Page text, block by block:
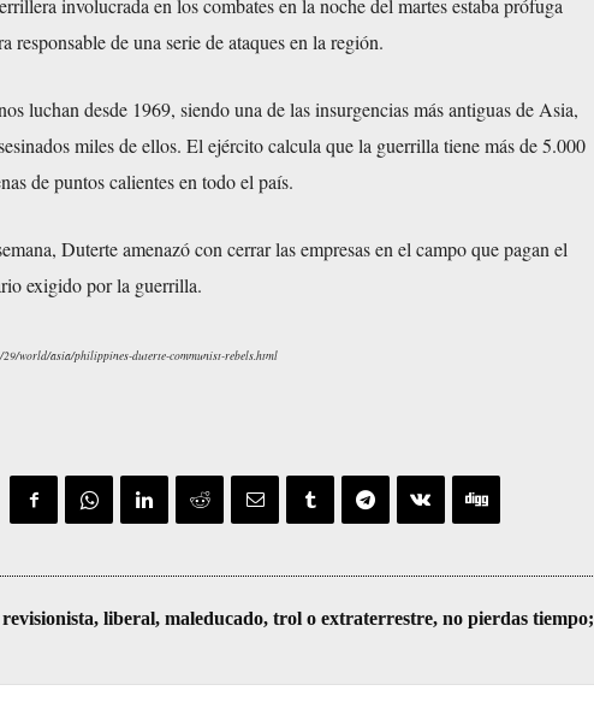
involucrada en los combates en la noche del martes estaba prófuga
responsable de una serie de ataques en la región.
luchan desde 1969, siendo una de las insurgencias más antiguas de Asia,
miles de ellos. El ejército calcula que la guerrilla tiene más de 5.000
de puntos calientes en todo el país.
Duterte amenazó con cerrar las empresas en el campo que pagan el
exigido por la guerrilla.
29/world/asia/philippines-duterte-communist-rebels.html
liberal, maleducado, trol o extraterrestre, no pierdas tiempo;